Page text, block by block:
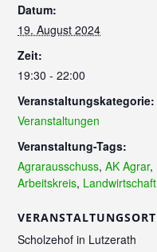
Datum:
19. August 2024
Zeit:
19:30 - 22:00
Veranstaltungskategorie:
Veranstaltungen
Veranstaltung-Tags:
Agrarausschuss,AK Agrar,
Arbeitskreis, Landwirtschaft
VERANSTALTUNGSORT
Scholzehof in Lutzerath